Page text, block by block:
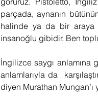
parçada, aynanın
halinde ya da bir araya
insanoğlu gibidir. Ben
İngilizce saygı anlamına
anlamlarıyla da
diyen Murathan